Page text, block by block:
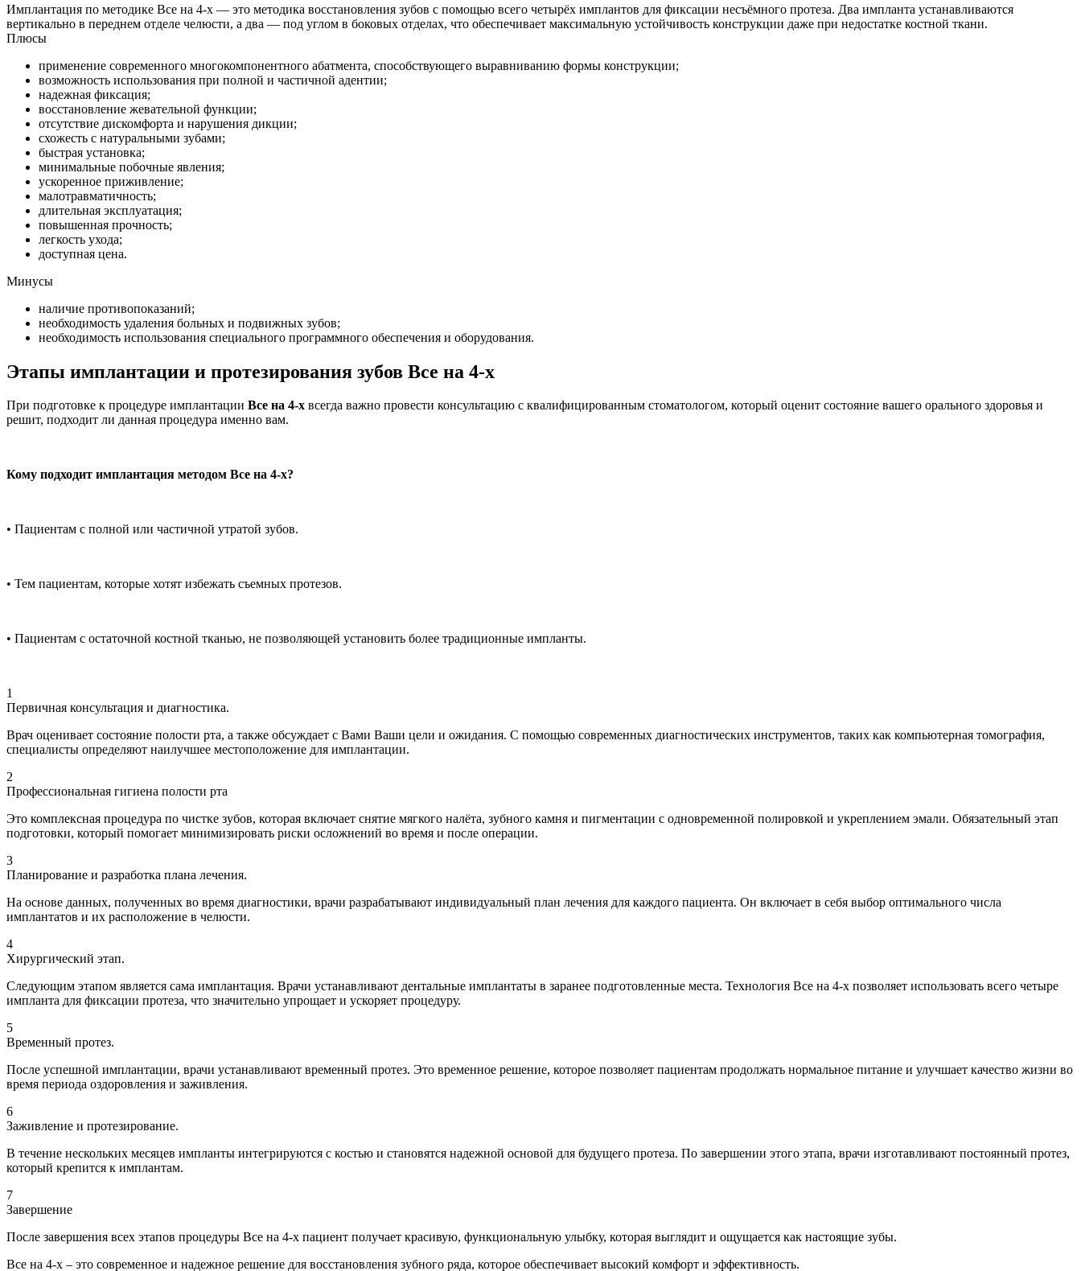
Имплантация по методике Все на 4-х — это методика восстановления зубов с помощью всего четырёх имплантов для фиксации несъёмного протеза. Два импланта устанавливаются
вертикально в переднем отделе челюсти, а два — под углом в боковых отделах, что обеспечивает максимальную устойчивость конструкции даже при недостатке костной ткани.
Плюсы
применение современного многокомпонентного абатмента, способствующего выравниванию формы конструкции;
возможность использования при полной и частичной адентии;
надежная фиксация;
восстановление жевательной функции;
отсутствие дискомфорта и нарушения дикции;
схожесть с натуральными зубами;
быстрая установка;
минимальные побочные явления;
ускоренное приживление;
малотравматичность;
длительная эксплуатация;
повышенная прочность;
легкость ухода;
доступная цена.
Минусы
наличие противопоказаний;
необходимость удаления больных и подвижных зубов;
необходимость использования специального программного обеспечения и оборудования.
Этапы имплантации и протезирования зубов Все на 4-х
При подготовке к процедуре имплантации Все на 4-х всегда важно провести консультацию с квалифицированным стоматологом, который оценит состояние вашего орального здоровья и
решит, подходит ли данная процедура именно вам.
Кому подходит имплантация методом Все на 4-х?
• Пациентам с полной или частичной утратой зубов.
• Тем пациентам, которые хотят избежать съемных протезов.
• Пациентам с остаточной костной тканью, не позволяющей установить более традиционные импланты.
1
Первичная консультация и диагностика.
Врач оценивает состояние полости рта, а также обсуждает с Вами Ваши цели и ожидания. С помощью современных диагностических инструментов, таких как компьютерная томография,
специалисты определяют наилучшее местоположение для имплантации.
2
Профессиональная гигиена полости рта
Это комплексная процедура по чистке зубов, которая включает снятие мягкого налёта, зубного камня и пигментации с одновременной полировкой и укреплением эмали. Обязательный этап
подготовки, который помогает минимизировать риски осложнений во время и после операции.
3
Планирование и разработка плана лечения.
На основе данных, полученных во время диагностики, врачи разрабатывают индивидуальный план лечения для каждого пациента. Он включает в себя выбор оптимального числа
имплантатов и их расположение в челюсти.
4
Хирургический этап.
Следующим этапом является сама имплантация. Врачи устанавливают дентальные имплантаты в заранее подготовленные места. Технология Все на 4-х позволяет использовать всего четыре
импланта для фиксации протеза, что значительно упрощает и ускоряет процедуру.
5
Временный протез.
После успешной имплантации, врачи устанавливают временный протез. Это временное решение, которое позволяет пациентам продолжать нормальное питание и улучшает качество жизни во
время периода оздоровления и заживления.
6
Заживление и протезирование.
В течение нескольких месяцев импланты интегрируются с костью и становятся надежной основой для будущего протеза. По завершении этого этапа, врачи изготавливают постоянный протез,
который крепится к имплантам.
7
Завершение
После завершения всех этапов процедуры Все на 4-х пациент получает красивую, функциональную улыбку, которая выглядит и ощущается как настоящие зубы.
Все на 4-х – это современное и надежное решение для восстановления зубного ряда, которое обеспечивает высокий комфорт и эффективность.